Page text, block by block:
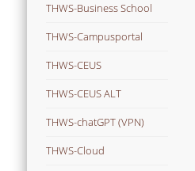
THWS-Business School
THWS-Campusportal
THWS-CEUS
THWS-CEUS ALT
THWS-chatGPT (VPN)
THWS-Cloud